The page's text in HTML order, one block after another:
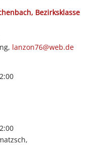
Bezirksklasse
lanzon76@web.de